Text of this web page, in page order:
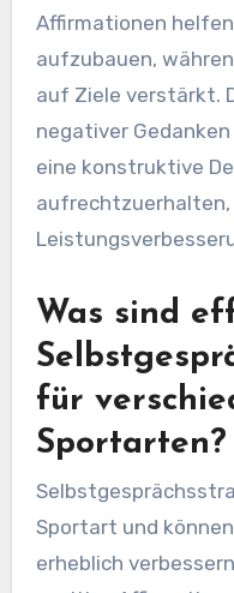
Affirmationen
aufzubauen,
auf Ziele verstärkt.
negativer
eine konstruktive
aufrechtzuerhalten,
Was sind
für
Sportarten?
Sportart und
erheblich